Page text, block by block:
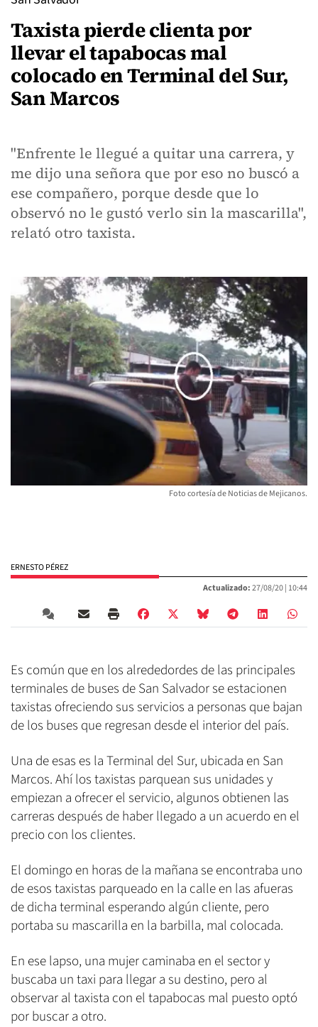
Taxista pierde clienta por
llevar el tapabocas mal
colocado en Terminal del Sur,
San Marcos
"Enfrente le llegué a quitar una carrera, y
me dijo una señora que por eso no buscó a
ese compañero, porque desde que lo
observó no le gustó verlo sin la mascarilla",
relató otro taxista.
Foto cortesía de Noticias de Mejicanos.
ERNESTO PÉREZ
Actualizado:27/08/20 | 10:44
Es común que en los alrededordes de las principales
terminales de buses de San Salvador se estacionen
taxistas ofreciendo sus servicios a personas que bajan
de los buses que regresan desde el interior del país.
Una de esas es la Terminal del Sur, ubicada en San
Marcos. Ahí los taxistas parquean sus unidades y
empiezan a ofrecer el servicio, algunos obtienen las
carreras después de haber llegado a un acuerdo en el
precio con los clientes.
El domingo en horas de la mañana se encontraba uno
de esos taxistas parqueado en la calle en las afueras
de dicha terminal esperando algún cliente, pero
portaba su mascarilla en la barbilla, mal colocada.
En ese lapso, una mujer caminaba en el sector y
buscaba un taxi para llegar a su destino, pero al
observar al taxista con el tapabocas mal puesto optó
por buscar a otro.